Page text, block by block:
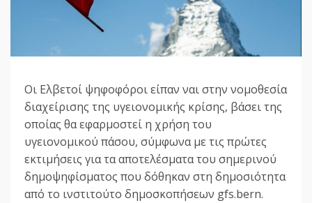
Οι Ελβετοί ψηφοφόροι είπαν ναι στην νομοθεσία
διαχείρισης της υγειονομικής κρίσης, βάσει της
οποίας θα εφαρμοστεί η χρήση του
υγειονομικού πάσου, σύμφωνα με τις πρώτες
εκτιμήσεις για τα αποτελέσματα του σημερινού
δημοψηφίσματος που δόθηκαν στη δημοσιότητα
από το ινστιτούτο δημοσκοπήσεων gfs.bern.